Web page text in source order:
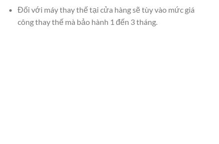
Đối với máy thay thế tại cửa hàng sẽ tùy vào mức giá
công thay thế mà bảo hành 1 đến 3 tháng.